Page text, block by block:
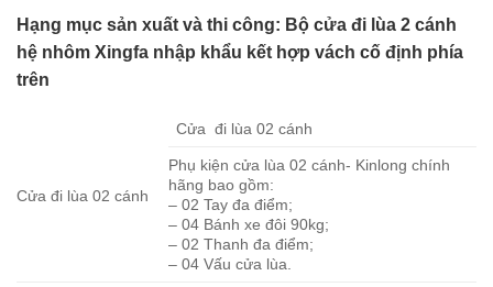
Hạng mục sản xuất và thi công: Bộ cửa đi lùa 2 cánh
hệ nhôm Xingfa nhập khẩu kết hợp vách cố định phía
trên
Cửa đi lùa 02 cánh
Cửa đi lùa 02 cánh
Phụ kiện cửa lùa 02 cánh- Kinlong chính
hãng bao gồm:
– 02 Tay đa điểm;
– 04 Bánh xe đôi 90kg;
– 02 Thanh đa điểm;
– 04 Vấu cửa lùa.